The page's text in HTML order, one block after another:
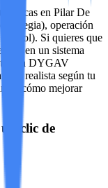
en Pilar De
operación
Si quieres que
en un sistema
En DYGAV
realista según tu
cómo mejorar
clic de